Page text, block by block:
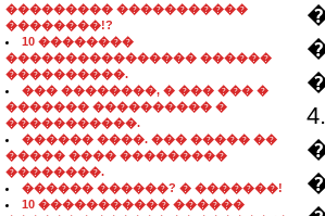
��������� �����������
��������!?
10 ��������
���������������� ������
����������.
��� ��������, � ��� ��� �
������� ���������� �
�����������.
������ ����. ��� ����� ��
����� ���� ���������
��������.
������ ������? � �������!
10 ����������� ������